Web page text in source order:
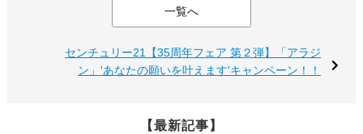
一覧へ
センチュリー21【35周年フェア 第２弾】「アラジ
ン」'あなたの願いを叶えます'キャンペーン！！
【最新記事】